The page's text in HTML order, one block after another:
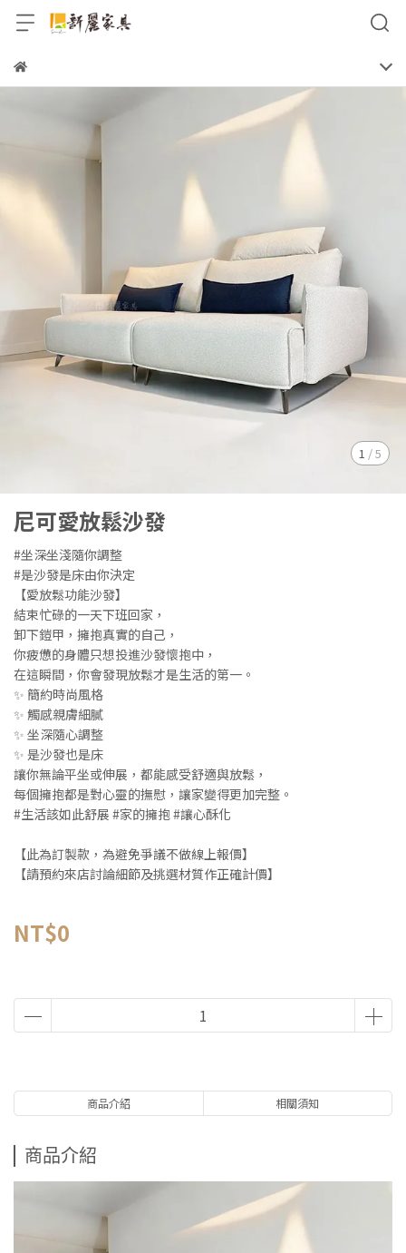
1 /5
尼可愛放鬆沙發
#坐深坐淺隨你調整
#是沙發是床由你決定
【愛放鬆功能沙發】
結束忙碌的一天下班回家，
卸下鎧甲，擁抱真實的自己，
你疲憊的身體只想投進沙發懷抱中，
在這瞬間，你會發現放鬆才是生活的第一。
✨ 簡約時尚風格
✨ 觸感親膚細膩
✨ 坐深隨心調整
✨ 是沙發也是床
讓你無論平坐或伸展，都能感受舒適與放鬆，
每個擁抱都是對心靈的撫慰，讓家變得更加完整。
#生活該如此舒展 #家的擁抱 #讓心酥化
【此為訂製款，為避免爭議不做線上報價】
【請預約來店討論細節及挑選材質作正確計價】
NT$0
商品介紹 相關須知
商品介紹